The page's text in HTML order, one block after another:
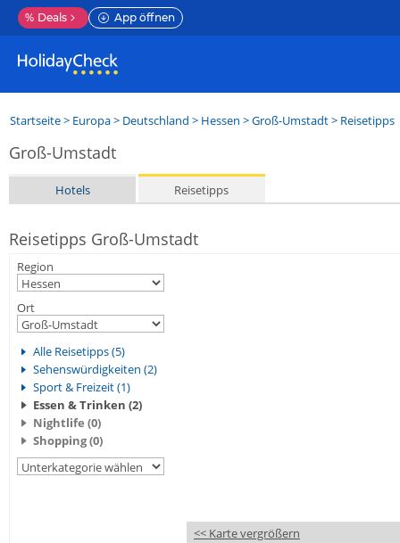
% Deals App öffnen
Startseite> Europa> Deutschland > Hessen >Groß-Umstadt> Reisetipps
Groß-Umstadt
Hotels Reisetipps
Reisetipps Groß-Umstadt
Region
Ort
Alle Reisetipps (5)
Sehenswürdigkeiten (2)
Sport & Freizeit (1)
Essen & Trinken (2)
Nightlife (0)
Shopping (0)
<< Karte vergrößern